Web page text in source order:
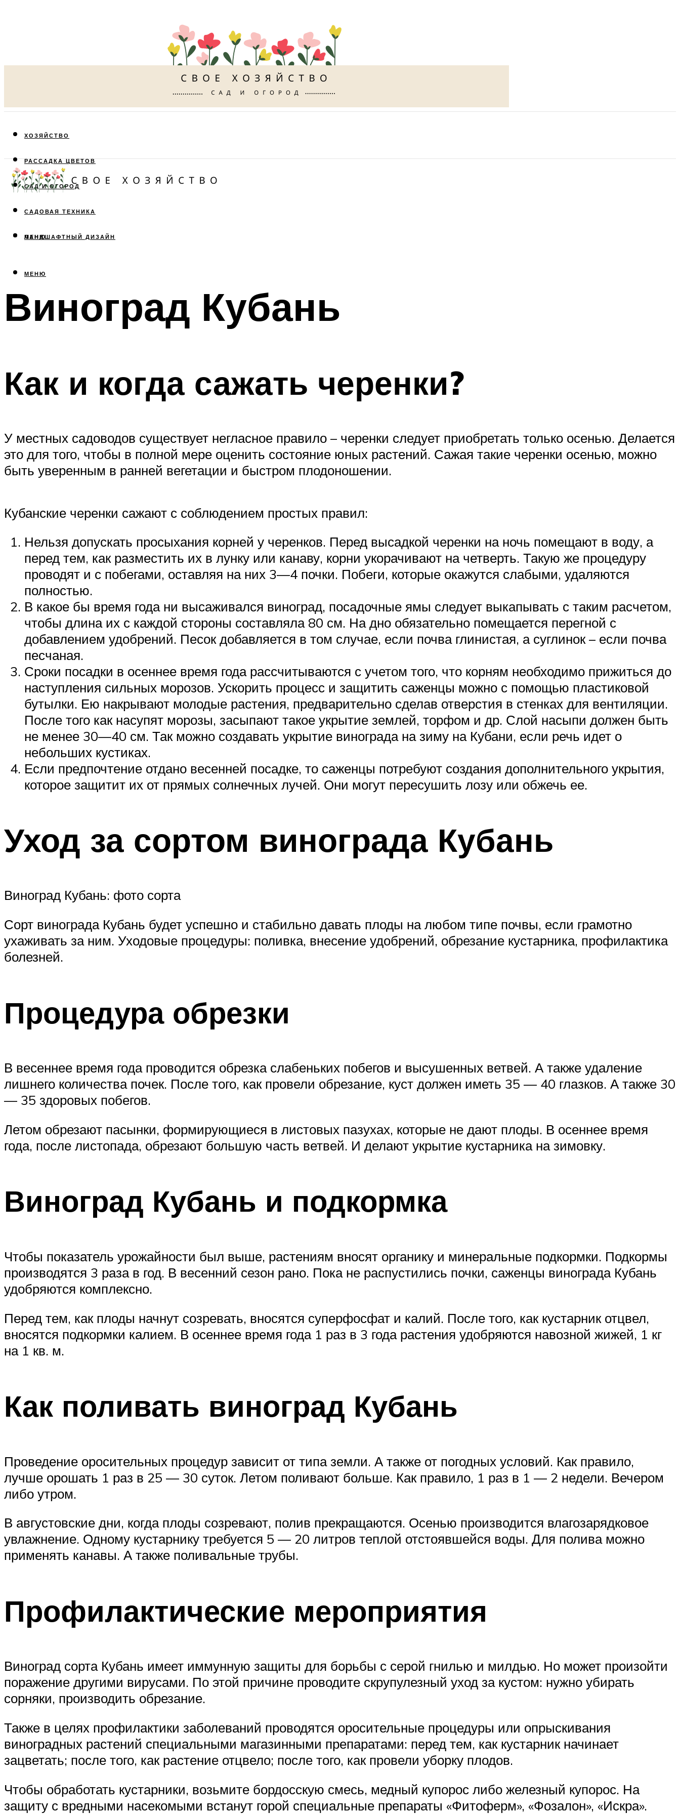
ХОЗЯЙСТВО
РАССАДКА ЦВЕТОВ
САД И ОГОРОД
САДОВАЯ ТЕХНИКА
ЛАНДШАФТНЫЙ ДИЗАЙН
МЕНЮ
МЕНЮ
Виноград Кубань
Как и когда сажать черенки?
У местных садоводов существует негласное правило – черенки следует приобретать только осенью. Делается
это для того, чтобы в полной мере оценить состояние юных растений. Сажая такие черенки осенью, можно
быть уверенным в ранней вегетации и быстром плодоношении.
Кубанские черенки сажают с соблюдением простых правил:
Нельзя допускать просыхания корней у черенков. Перед высадкой черенки на ночь помещают в воду, а
перед тем, как разместить их в лунку или канаву, корни укорачивают на четверть. Такую же процедуру
проводят и с побегами, оставляя на них 3—4 почки. Побеги, которые окажутся слабыми, удаляются
полностью.
В какое бы время года ни высаживался виноград, посадочные ямы следует выкапывать с таким расчетом,
чтобы длина их с каждой стороны составляла 80 см. На дно обязательно помещается перегной с
добавлением удобрений. Песок добавляется в том случае, если почва глинистая, а суглинок – если почва
песчаная.
Сроки посадки в осеннее время года рассчитываются с учетом того, что корням необходимо прижиться до
наступления сильных морозов. Ускорить процесс и защитить саженцы можно с помощью пластиковой
бутылки. Ею накрывают молодые растения, предварительно сделав отверстия в стенках для вентиляции.
После того как насупят морозы, засыпают такое укрытие землей, торфом и др. Слой насыпи должен быть
не менее 30—40 см. Так можно создавать укрытие винограда на зиму на Кубани, если речь идет о
небольших кустиках.
Если предпочтение отдано весенней посадке, то саженцы потребуют создания дополнительного укрытия,
которое защитит их от прямых солнечных лучей. Они могут пересушить лозу или обжечь ее.
Уход за сортом винограда Кубань
Виноград Кубань: фото сорта
Сорт винограда Кубань будет успешно и стабильно давать плоды на любом типе почвы, если грамотно
ухаживать за ним. Уходовые процедуры: поливка, внесение удобрений, обрезание кустарника, профилактика
болезней.
Процедура обрезки
В весеннее время года проводится обрезка слабеньких побегов и высушенных ветвей. А также удаление
лишнего количества почек. После того, как провели обрезание, куст должен иметь 35 — 40 глазков. А также 30
— 35 здоровых побегов.
Летом обрезают пасынки, формирующиеся в листовых пазухах, которые не дают плоды. В осеннее время
года, после листопада, обрезают большую часть ветвей. И делают укрытие кустарника на зимовку.
Виноград Кубань и подкормка
Чтобы показатель урожайности был выше, растениям вносят органику и минеральные подкормки. Подкормы
производятся 3 раза в год. В весенний сезон рано. Пока не распустились почки, саженцы винограда Кубань
удобряются комплексно.
Перед тем, как плоды начнут созревать, вносятся суперфосфат и калий. После того, как кустарник отцвел,
вносятся подкормки калием. В осеннее время года 1 раз в 3 года растения удобряются навозной жижей, 1 кг
на 1 кв. м.
Как поливать виноград Кубань
Проведение оросительных процедур зависит от типа земли. А также от погодных условий. Как правило,
лучше орошать 1 раз в 25 — 30 суток. Летом поливают больше. Как правило, 1 раз в 1 — 2 недели. Вечером
либо утром.
В августовские дни, когда плоды созревают, полив прекращаются. Осенью производится влагозарядковое
увлажнение. Одному кустарнику требуется 5 — 20 литров теплой отстоявшейся воды. Для полива можно
применять канавы. А также поливальные трубы.
Профилактические мероприятия
Виноград сорта Кубань имеет иммунную защиты для борьбы с серой гнилью и милдью. Но может произойти
поражение другими вирусами. По этой причине проводите скрупулезный уход за кустом: нужно убирать
сорняки, производить обрезание.
Также в целях профилактики заболеваний проводятся оросительные процедуры или опрыскивания
виноградных растений специальными магазинными препаратами: перед тем, как кустарник начинает
зацветать; после того, как растение отцвело; после того, как провели уборку плодов.
Чтобы обработать кустарники, возьмите бордосскую смесь, медный купорос либо железный купорос. На
защиту с вредными насекомыми встанут горой специальные препараты «Фитоферм», «Фозалон», «Искра».